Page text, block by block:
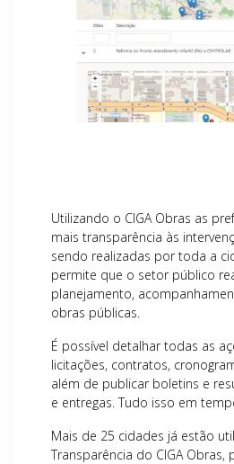
Utilizando o CIGA Obras as
mais transparência às
sendo realizadas por toda a
permite que o setor público
planejamento,
obras públicas.
É possível detalhar todas as
licitações, contratos,
além de publicar boletins e
e entregas. Tudo isso em
Mais de 25 cidades já estão
Transparência do CIGA